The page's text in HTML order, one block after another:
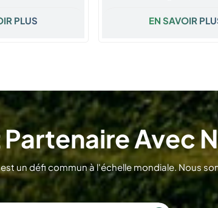
PLUS EN SAVOIR
Avec
un défi commun à l'échelle mondiale. Nous